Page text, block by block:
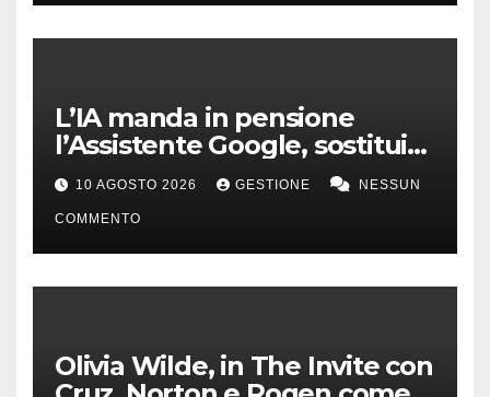
L’IA manda in pensione
l’Assistente Google, sostituito
da Gemini dal 4 settembre
10 AGOSTO 2026 GESTIONE NESSUN
COMMENTO
Olivia Wilde, in The Invite con